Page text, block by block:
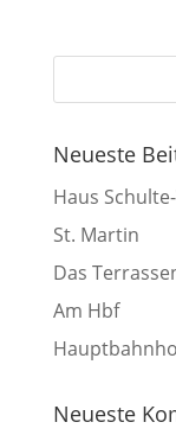
Neueste
Haus
St. Martin
Das
Am Hbf
Neueste